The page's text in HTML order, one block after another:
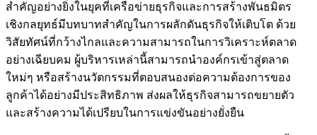
สำคัญอย่างยิ่งในยุคที่เครือข่ายธุรกิจและการสร้างพันธมิตร
เชิงกลยุทธ์มีบทบาทสำคัญในการผลักดันธุรกิจให้เติบโต ด้วย
วิสัยทัศน์ที่กว้างไกลและความสามารถในการวิเคราะห์ตลาด
อย่างเฉียบคม ผู้บริหารเหล่านี้สามารถนำองค์กรเข้าสู่ตลาด
ใหม่ๆ หรือสร้างนวัตกรรมที่ตอบสนองต่อความต้องการของ
ลูกค้าได้อย่างมีประสิทธิภาพ ส่งผลให้ธุรกิจสามารถขยายตัว
และสร้างความได้เปรียบในการแข่งขันอย่างยั่งยืน